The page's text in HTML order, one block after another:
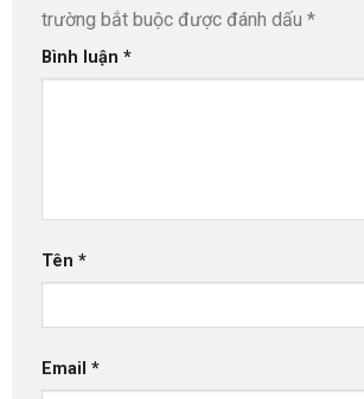
trường bắt buộc được đánh dấu *
Bình luận *
Tên *
Email *